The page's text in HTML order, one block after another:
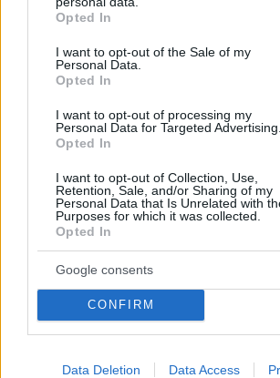
grant or deny consent to Google and its
use your data for below specified purposes
consent section.
Opted In
I want to opt-out of the Sale of my
Personal Data.
Opted In
I want to opt-out of processing my
Personal Data for Targeted Advertising.
Opted In
I want to opt-out of Collection, Use,
Retention, Sale, and/or Sharing of my
Personal Data that Is Unrelated with
Purposes for which it was collected.
Opted In
Google consents
CONFIRM
Data Deletion Data Access